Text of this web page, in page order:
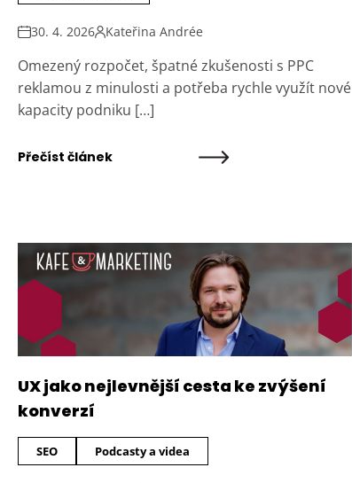
30. 4. 2026 Kateřina Andrée
Omezený rozpočet, špatné zkušenosti s PPC
reklamou z minulosti a potřeba rychle využít nové
kapacity podniku […]
Přečíst článek
UX jako nejlevnější cesta ke zvýšení
konverzí
SEO Podcasty a videa